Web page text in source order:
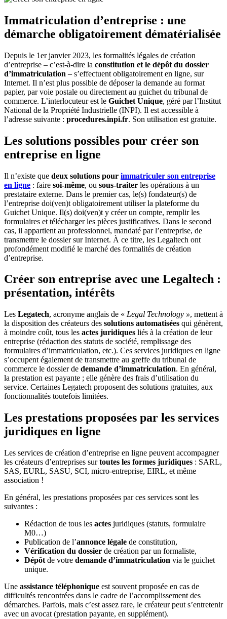
Immatriculation d’entreprise : une
démarche obligatoirement dématérialisée
Depuis le 1er janvier 2023, les formalités légales de création
d’entreprise – c’est-à-dire la constitution et le dépôt du dossier
d’immatriculation – s’effectuent obligatoirement en ligne, sur
Internet. Il n’est plus possible de déposer la demande au format
papier, par voie postale ou directement au guichet du tribunal de
commerce. L’interlocuteur est le Guichet Unique, géré par l’Institut
National de la Propriété Industrielle (INPI). Il est accessible à
l’adresse suivante : procedures.inpi.fr. Son utilisation est gratuite.
Les solutions possibles pour créer son
entreprise en ligne
Il n’existe que deux solutions pour immatriculer son entreprise
en ligne : faire soi-même, ou sous-traiter les opérations à un
prestataire externe. Dans le premier cas, le(s) fondateur(s) de
l’entreprise doi(ven)t obligatoirement utiliser la plateforme du
Guichet Unique. Il(s) doi(ven)t y créer un compte, remplir les
formulaires et télécharger les pièces justificatives. Dans le second
cas, il appartient au professionnel, mandaté par l’entreprise, de
transmettre le dossier sur Internet. À ce titre, les Legaltech ont
profondément modifié le marché des formalités de création
d’entreprise.
Créer son entreprise avec une Legaltech :
présentation, intérêts
Les Legatech, acronyme anglais de « Legal Technology », mettent à
la disposition des créateurs des solutions automatisées qui génèrent,
à moindre coût, tous les actes juridiques liés à la création de leur
entreprise (rédaction des statuts de société, remplissage des
formulaires d’immatriculation, etc.). Ces services juridiques en ligne
s’occupent également de transmettre au greffe du tribunal de
commerce le dossier de demande d’immatriculation. En général,
la prestation est payante ; elle génère des frais d’utilisation du
service. Certaines Legatech proposent des solutions gratuites, aux
fonctionnalités toutefois limitées.
Les prestations proposées par les services
juridiques en ligne
Les services de création d’entreprise en ligne peuvent accompagner
les créateurs d’entreprises surtoutes les formes juridiques : SARL,
SAS, EURL, SASU, SCI, micro-entreprise, EIRL, et même
association !
En général, les prestations proposées par ces services sont les
suivantes :
Rédaction de tous les actes juridiques (statuts, formulaire
M0…)
Publication de l’annonce légale de constitution,
Vérification du dossier de création par un formaliste,
Dépôt de votre demande d’immatriculation via le guichet
unique.
Une assistance téléphonique est souvent proposée en cas de
difficultés rencontrées dans le cadre de l’accomplissement des
démarches. Parfois, mais c’est assez rare, le créateur peut s’entretenir
avec un avocat (prestation payante, en supplément).